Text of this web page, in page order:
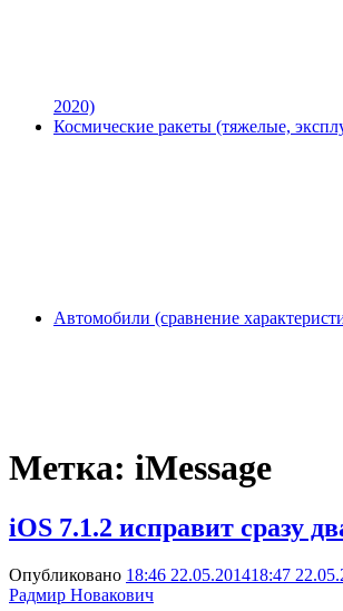
2020)
Космические ракеты (тяжелые,
Автомобили (сравнение
Метка: iMessage
iOS 7.1.2 исправит сразу
Опубликовано 18:46 22.05.201418:47
Радмир Новакович